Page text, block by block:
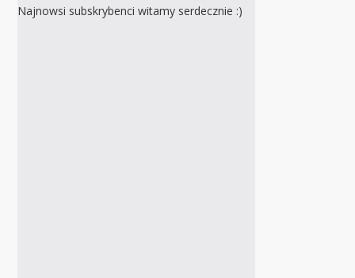
Najnowsi subskrybenci witamy serdecznie :)